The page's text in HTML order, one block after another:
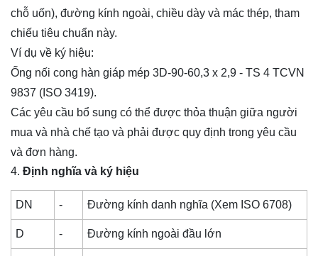
chỗ uốn), đường kính ngoài, chiều dày và mác thép, tham
chiếu tiêu chuẩn này.
Ví dụ về ký hiệu:
Ống nối cong hàn giáp mép 3D-90-60,3 x 2,9 - TS 4 TCVN
9837 (ISO 3419).
Các yêu cầu bổ sung có thể được thỏa thuận giữa người
mua và nhà chế tạo và phải được quy định trong yêu cầu
và đơn hàng.
Định nghĩa và ký hiệu
DN - Đường kính danh nghĩa (Xem ISO 6708)
D - Đường kính ngoài đầu lớn